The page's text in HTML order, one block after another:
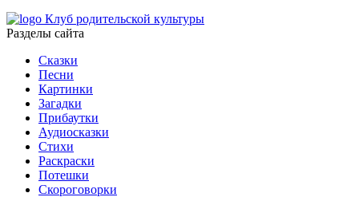
Клуб родительской культуры
Разделы сайта
Сказки
Песни
Картинки
Загадки
Прибаутки
Аудиосказки
Стихи
Раскраски
Потешки
Скороговорки